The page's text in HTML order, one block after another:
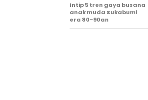
Intip 5 tren gaya busana
anak muda Sukabumi
era 80-90an